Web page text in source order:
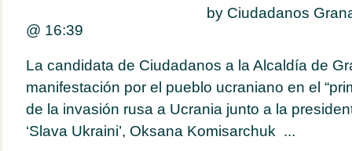
by Ciudadanos
@ 16:39
La candidata de Ciudadanos a la Alcaldía de
manifestación por el pueblo ucraniano en el
de la invasión rusa a Ucrania junto a la
‘Slava Ukraini’, Oksana Komisarchuk ...